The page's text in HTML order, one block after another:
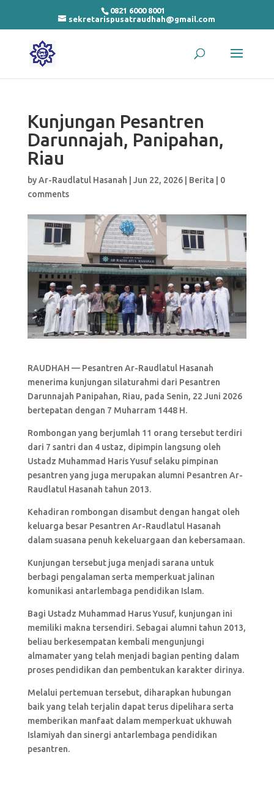
0821 6000 8001
sekretarispusatraudhah@gmail.com
Kunjungan Pesantren
Darunnajah, Panipahan,
Riau
byAr-Raudlatul Hasanah Jun 22, 2026| Berita
0
comments
RAUDHAH — Pesantren Ar-Raudlatul Hasanah
menerima kunjungan silaturahmi dari Pesantren
Darunnajah Panipahan, Riau, pada Senin, 22 Juni 2026
bertepatan dengan 7 Muharram 1448 H.
Rombongan yang berjumlah 11 orang tersebut terdiri
dari 7 santri dan 4 ustaz, dipimpin langsung oleh
Ustadz Muhammad Haris Yusuf selaku pimpinan
pesantren yang juga merupakan alumni Pesantren Ar-
Raudlatul Hasanah tahun 2013.
Kehadiran rombongan disambut dengan hangat oleh
keluarga besar Pesantren Ar-Raudlatul Hasanah
dalam suasana penuh kekeluargaan dan kebersamaan.
Kunjungan tersebut juga menjadi sarana untuk
berbagi pengalaman serta memperkuat jalinan
komunikasi antarlembaga pendidikan Islam.
Bagi Ustadz Muhammad Harus Yusuf, kunjungan ini
memiliki makna tersendiri. Sebagai alumni tahun 2013,
beliau berkesempatan kembali mengunjungi
almamater yang telah menjadi bagian penting dalam
proses pendidikan dan pembentukan karakter dirinya.
Melalui pertemuan tersebut, diharapkan hubungan
baik yang telah terjalin dapat terus dipelihara serta
memberikan manfaat dalam memperkuat ukhuwah
Islamiyah dan sinergi antarlembaga pendidikan
pesantren.